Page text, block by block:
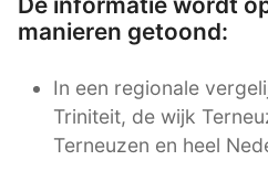
manieren getoond:
In een regionale
Triniteit, de wijk
Terneuzen en heel